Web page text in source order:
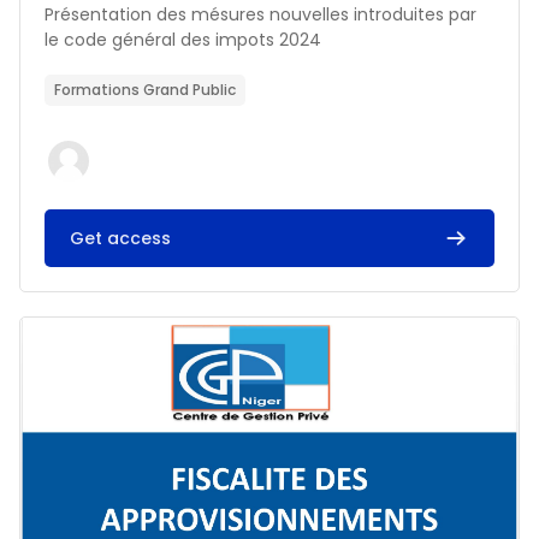
Résumé du cours :
Présentation des mésures nouvelles introduites par
le code général des impots 2024
Formations Grand Public
Get access
Image du cours FISCALITE DES APPROVISIONNEMENTS